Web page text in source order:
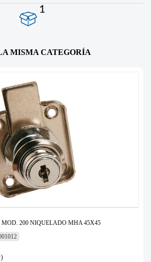
1
MISMA CATEGORÍA
200 NIQUELADO MHA 45X45